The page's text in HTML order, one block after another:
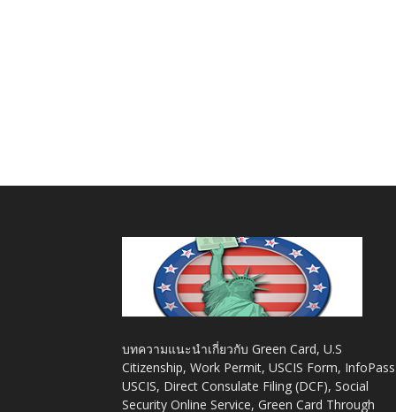
บทความแนะนำเกี่ยวกับ Green Card, U.S
Citizenship, Work Permit, USCIS Form, InfoPass
USCIS, Direct Consulate Filing (DCF), Social
Security Online Service, Green Card Through